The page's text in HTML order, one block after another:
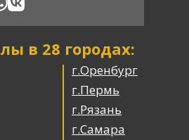
г.Оренбург
г.Пермь
г.Рязань
г.Самара
в 28 городах: